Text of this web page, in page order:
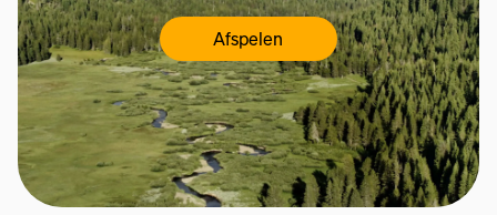
Afspelen